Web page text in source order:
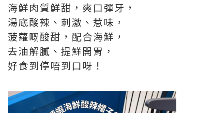
海鮮肉質鮮甜，爽口彈牙，
湯底酸辣、刺激、惹味，
菠蘿嘅酸甜，配合海鮮，
去油解膩、提鮮開胃，
好食到停唔到口呀！